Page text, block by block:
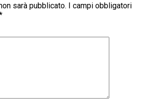
sarà pubblicato. I campi obbligatori